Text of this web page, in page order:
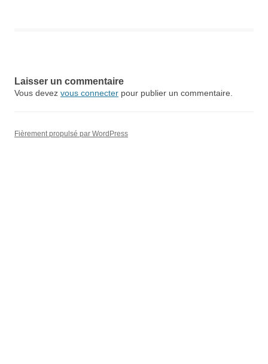
Laisser un commentaire
Vous devez vous connecter pour publier un commentaire.
Fièrement propulsé par WordPress